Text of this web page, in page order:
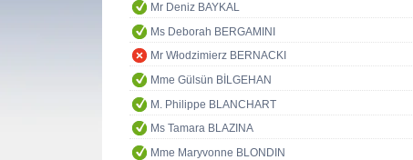
Mr Deniz BAYKAL
Ms Deborah BERGAMINI
Mr Włodzimierz BERNACKI
Mme Gülsün BİLGEHAN
M. Philippe BLANCHART
Ms Tamara BLAZINA
Mme Maryvonne BLONDIN